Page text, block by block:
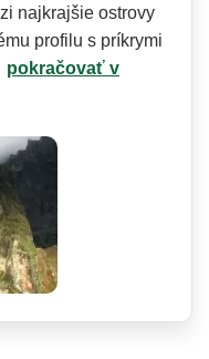
najkrajšie ostrovy
profilu s príkrymi
pokračovať v